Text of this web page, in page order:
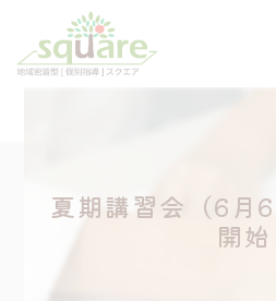
夏期講習会（6月
開始